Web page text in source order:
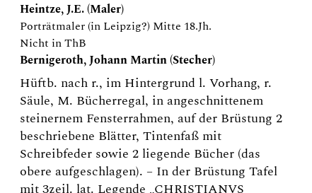
Heintze, J.E. (Maler)
Porträtmaler (in Leipzig?) Mitte 18.Jh.
Nicht in ThB
Bernigeroth, Johann Martin (Stecher)
Hüftb. nach r., im Hintergrund l. Vorhang, r.
Säule, M. Bücherregal, in angeschnittenem
steinernem Fensterrahmen, auf der Brüstung 2
beschriebene Blätter, Tintenfaß mit
Schreibfeder sowie 2 liegende Bücher (das
obere aufgeschlagen). – In der Brüstung Tafel
mit 3zeil. lat. Legende „CHRISTIANVS